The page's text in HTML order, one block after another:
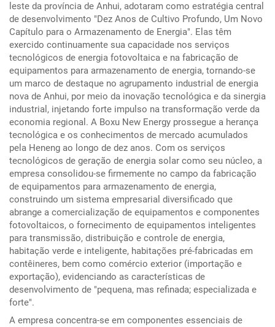
leste da província de Anhui, adotaram como estratégia central
de desenvolvimento "Dez Anos de Cultivo Profundo, Um Novo
Capítulo para o Armazenamento de Energia". Elas têm
exercido continuamente sua capacidade nos serviços
tecnológicos de energia fotovoltaica e na fabricação de
equipamentos para armazenamento de energia, tornando-se
um marco de destaque no agrupamento industrial de energia
nova de Anhui, por meio da inovação tecnológica e da sinergia
industrial, injetando forte impulso na transformação verde da
economia regional. A Boxu New Energy prossegue a herança
tecnológica e os conhecimentos de mercado acumulados
pela Heneng ao longo de dez anos. Com os serviços
tecnológicos de geração de energia solar como seu núcleo, a
empresa consolidou-se firmemente no campo da fabricação
de equipamentos para armazenamento de energia,
construindo um sistema empresarial diversificado que
abrange a comercialização de equipamentos e componentes
fotovoltaicos, o fornecimento de equipamentos inteligentes
para transmissão, distribuição e controle de energia,
habitação verde e inteligente, habitações pré-fabricadas em
contêineres, bem como comércio exterior (importação e
exportação), evidenciando as características de
desenvolvimento de "pequena, mas refinada; especializada e
forte".
A empresa concentra-se em componentes essenciais de